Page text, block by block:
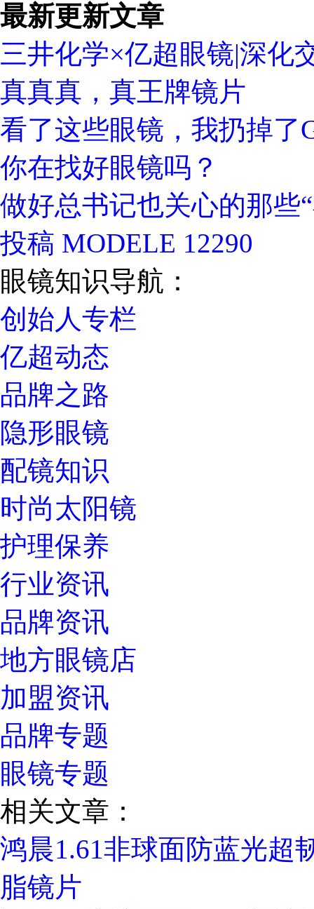
最新更新文章
三井化学×亿超眼镜|深化
真真真，真王牌镜片
看了这些眼镜，我扔掉了
你在找好眼镜吗？
做好总书记也关心的那些
投稿 MODELE 12290
眼镜知识导航：
创始人专栏
亿超动态
品牌之路
隐形眼镜
配镜知识
时尚太阳镜
护理保养
行业资讯
品牌资讯
地方眼镜店
加盟资讯
品牌专题
眼镜专题
相关文章：
鸿晨1.61非球面防蓝光超
脂镜片